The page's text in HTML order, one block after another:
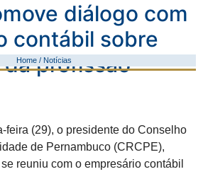
diálogo com
contábil sobre
profissão
Home / Notícias
feira (29), o presidente do Conselho
de Pernambuco (CRCPE),
reuniu com o empresário contábil